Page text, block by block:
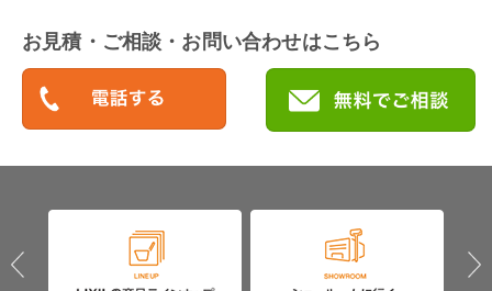
お見積・ご相談・お問い合わせはこちら